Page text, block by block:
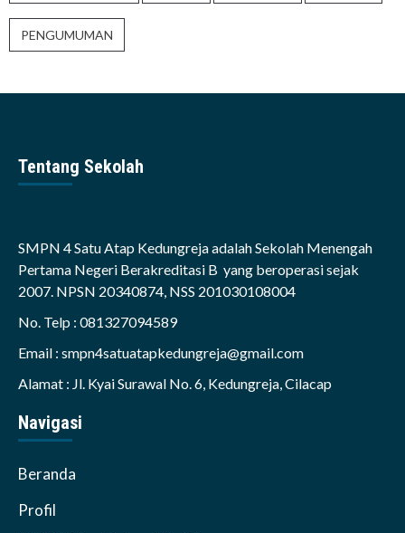
PENGUMUMAN
Tentang Sekolah
SMPN 4 Satu Atap Kedungreja adalah Sekolah Menengah
Pertama Negeri Berakreditasi B yang beroperasi sejak
2007. NPSN 20340874, NSS 201030108004
No. Telp : 081327094589
Email : smpn4satuatapkedungreja@gmail.com
Alamat : Jl. Kyai Surawal No. 6, Kedungreja, Cilacap
Navigasi
Beranda
Profil